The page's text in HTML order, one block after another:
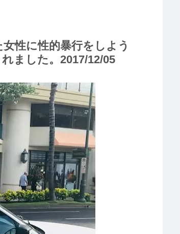
性に性的暴行をしよう
ました。2017/12/05